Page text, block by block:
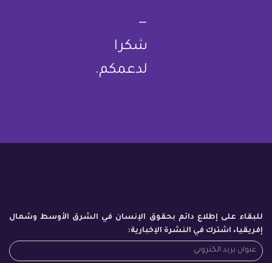
—
شكرا
لدعمكم.
للبقاء على إطلاع دائم بحقوق الإنسان في الشرق الأوسط وشمال
إفريقيا، اشترك في النشرة الإخبارية: